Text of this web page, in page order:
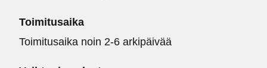
Toimitusaika
Toimitusaika noin 2-6 arkipäivää